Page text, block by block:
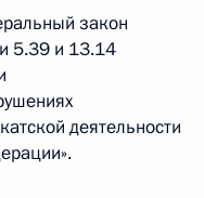
закон
5.39 и 13.14
деятельности